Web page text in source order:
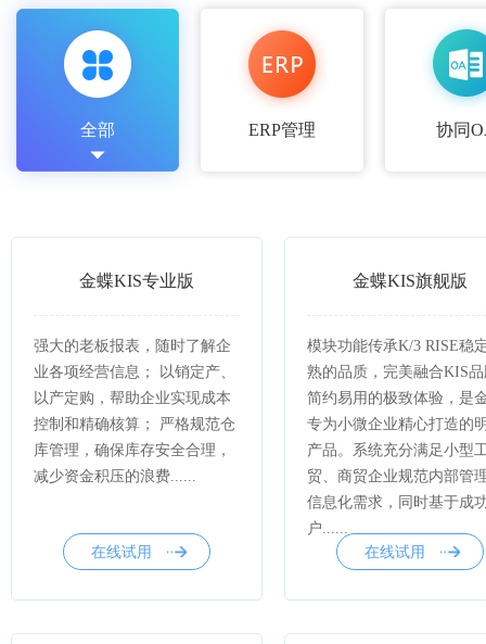
全部 ERP管理 协同
金蝶KIS专业版
强大的老板报表，随时了解企
业各项经营信息； 以销定产、
以产定购，帮助企业实现成本
控制和精确核算； 严格规范仓
库管理，确保库存安全合理，
减少资金积压的浪费......
在线试用
金蝶KIS旗舰版
模块功能传承K/3 RISE稳
熟的品质，完美融合KIS
简约易用的极致体验，是
专为小微企业精心打造的
产品。系统充分满足小型
贸、商贸企业规范内部管
信息化需求，同时基于成
户......
在线试用